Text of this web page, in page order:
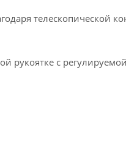
телескопической
рукоятке с